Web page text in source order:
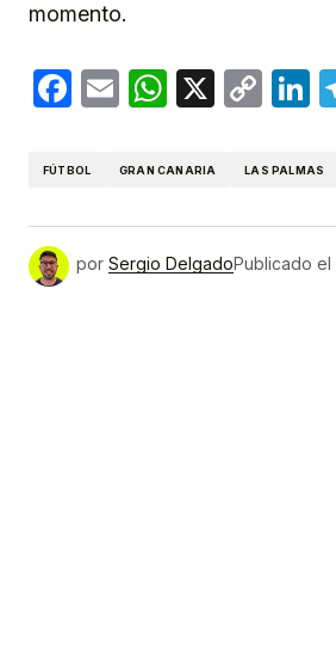
momento.
Facebook
Email X
FÚTBOL GRAN CANARIA LAS PALMAS
por Sergio DelgadoPublicado el